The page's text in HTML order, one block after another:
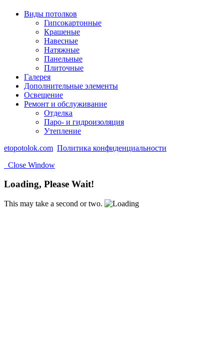
Виды потолков
Гипсокартонные
Крашеные
Навесные
Натяжные
Панельные
Плиточные
Галерея
Дополнительные элементы
Освещение
Ремонт и обслуживание
Отделка
Паро- и гидроизоляция
Утепление
etopotolok.com Политика конфиденциальности
Close Window
Loading, Please Wait!
This may take a second or two.